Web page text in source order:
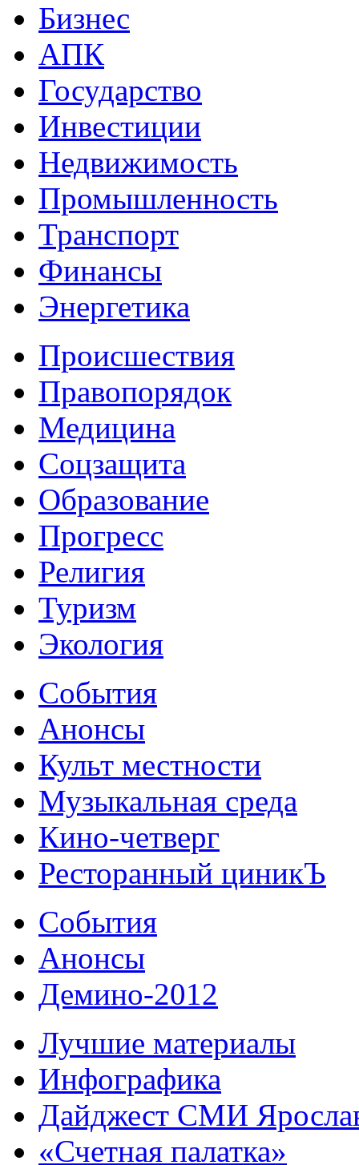
Бизнес
АПК
Государство
Инвестиции
Недвижимость
Промышленность
Транспорт
Финансы
Энергетика
Происшествия
Правопорядок
Медицина
Соцзащита
Образование
Прогресс
Религия
Туризм
Экология
События
Анонсы
Культ местности
Музыкальная среда
Кино-четверг
Ресторанный циникЪ
События
Анонсы
Демино-2012
Лучшие материалы
Инфографика
Дайджест СМИ
«Счетная палатка»